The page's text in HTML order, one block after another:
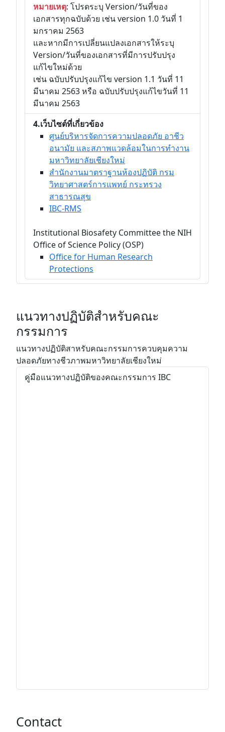
หมายเหตุ: โปรดระบุ Version/วันที่ของ
เอกสารทุกฉบับด้วย เช่น version 1.0 วันที่ 1
มกราคม 2563
และหากมีการเปลี่ยนแปลงเอกสารให้ระบุ
Version/วันที่ของเอกสารที่มีการปรับปรุง
แก้ไขใหม่ด้วย
เช่น ฉบับปรับปรุงแก้ไข version 1.1 วันที่ 11
มีนาคม 2563 หรือ ฉบับปรับปรุงแก้ไขวันที่ 11
มีนาคม 2563
4.เว็บไซต์ที่เกี่ยวข้อง
ศูนย์บริหารจัดการความปลอดภัย อาชีว
อนามัย และสภาพแวดล้อมในการทำงาน
มหาวิทยาลัยเชียงใหม่
สำนักงานมาตราฐานห้องปฏิบัติ กรม
วิทยาศาสตร์การแพทย์ กระทรวง
สาธารณสุข
IBC-RMS
Institutional Biosafety Committee the NIH
Office of Science Policy (OSP)
Office for Human Research
Protections
แนวทางปฏิบัติสำหรับคณะ
กรรมการ
แนวทางปฏิบัติสาหรับคณะกรรมการควบคุมความ
ปลอดภัยทางชีวภาพมหาวิทยาลัยเชียงใหม่
คู่มือแนวทางปฏิบัติของคณะกรรมการ IBC
Contact